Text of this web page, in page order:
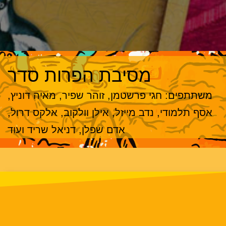
מסיבת הפרות סדר
משתתפים: חגי פרשטמן, זוהר שפיר, מאיה דוניץ,
אסף תלמודי, נדב מייזל, אילן וולקוב, אלקס דרול,
אדם שפלן, דניאל שריד ועוד